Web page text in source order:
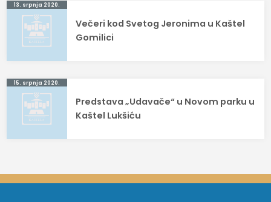
Navigacija
objava
13. srpnja 2020.
Večeri kod Svetog Jeronima u Kaštel
Gomilici
15. srpnja 2020.
Predstava „Udavače“ u Novom parku u
Kaštel Lukšiću